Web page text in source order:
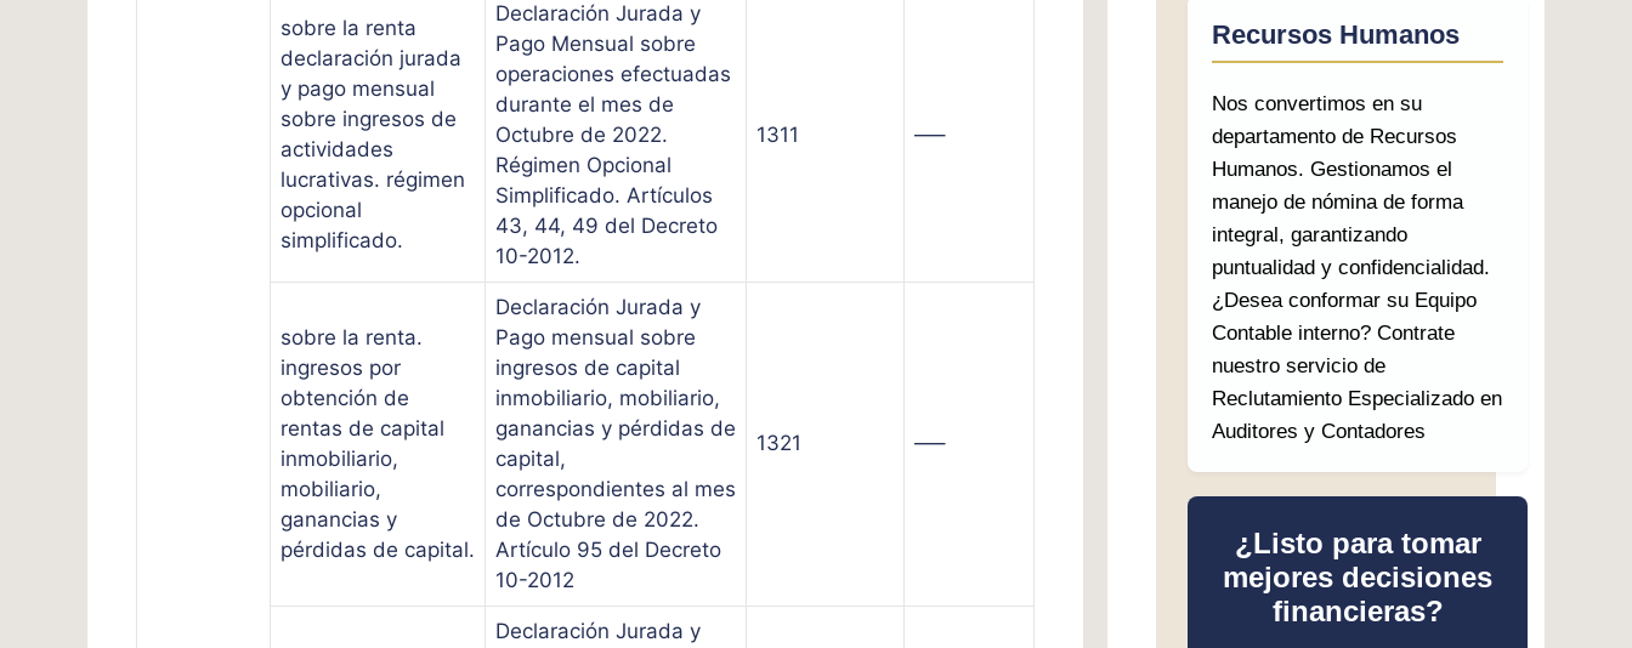
sobre la renta
declaración jurada
y pago mensual
sobre ingresos de
actividades
lucrativas. régimen
opcional
simplificado.
Declaración Jurada y
Pago Mensual sobre
operaciones efectuadas
durante el mes de
Octubre de 2022.
Régimen Opcional
Simplificado. Artículos
43, 44, 49 del Decreto
10-2012.
1311 —–
sobre la renta.
ingresos por
obtención de
rentas de capital
inmobiliario,
mobiliario,
ganancias y
pérdidas de capital.
Declaración Jurada y
Pago mensual sobre
ingresos de capital
inmobiliario, mobiliario,
ganancias y pérdidas de
capital,
correspondientes al mes
de Octubre de 2022.
Artículo 95 del Decreto
10-2012
1321 —–
Declaración Jurada y
Recursos Humanos
Nos convertimos en su
departamento de Recursos
Humanos. Gestionamos el
manejo de nómina de forma
integral, garantizando
puntualidad y confidencialidad.
¿Desea conformar su Equipo
Contable interno? Contrate
nuestro servicio de
Reclutamiento Especializado en
Auditores y Contadores
¿Listo para tomar
mejores decisiones
financieras?